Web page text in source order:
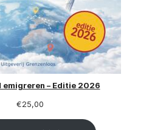
emigreren – Editie 2026
€25,00